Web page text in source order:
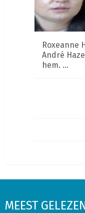
Roxeanne
André
hem. …
MEEST